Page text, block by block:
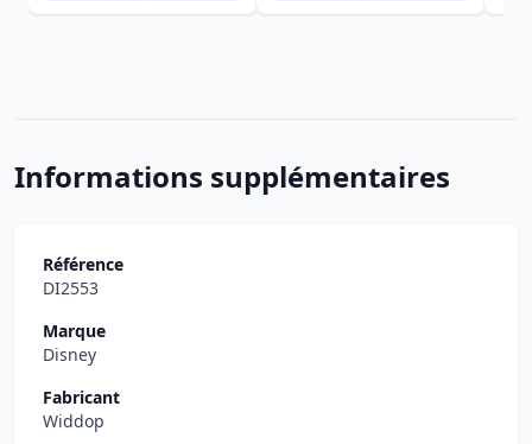
Informations supplémentaires
Référence
DI2553
Marque
Disney
Fabricant
Widdop